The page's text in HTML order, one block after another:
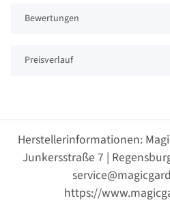
Bewertungen
Preisverlauf
Herstellerinformationen:
Junkersstraße 7 |
https://